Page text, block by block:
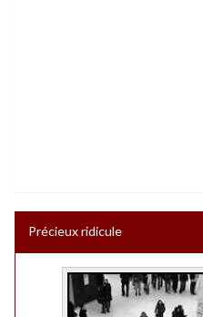
Précieux ridicule